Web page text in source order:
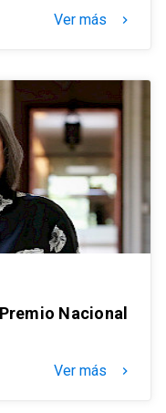
Ver más keyboard_arrow_right
Nacional
Ver más keyboard_arrow_right